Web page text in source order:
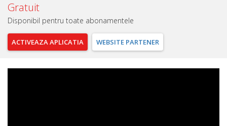
Gratuit
Disponibil pentru toate abonamentele
ACTIVEAZAAPLICATIA WEBSITE PARTENER